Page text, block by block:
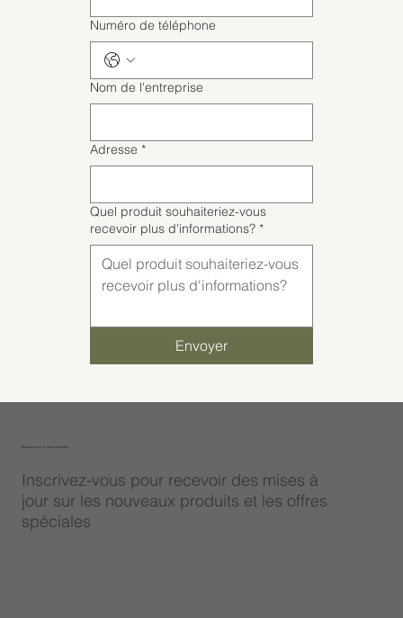
Numéro de téléphone
Nom de l'entreprise
Adresse *
Quel produit souhaiteriez-vous
recevoir plus d'informations? *
Envoyer
Inscrivez-vous pour recevoir des mises à
jour sur les nouveaux produits et les offres
spéciales
Abonnez-vous à notre newsletter